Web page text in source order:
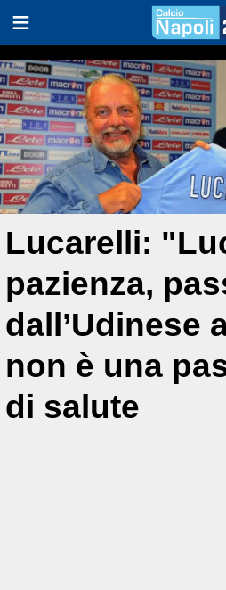
Lucarelli:
pazienza,
dall’Udinese
non è una
di salute